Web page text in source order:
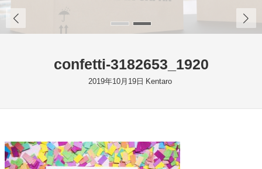
confetti-3182653_1920
2019年10月19日 Kentaro